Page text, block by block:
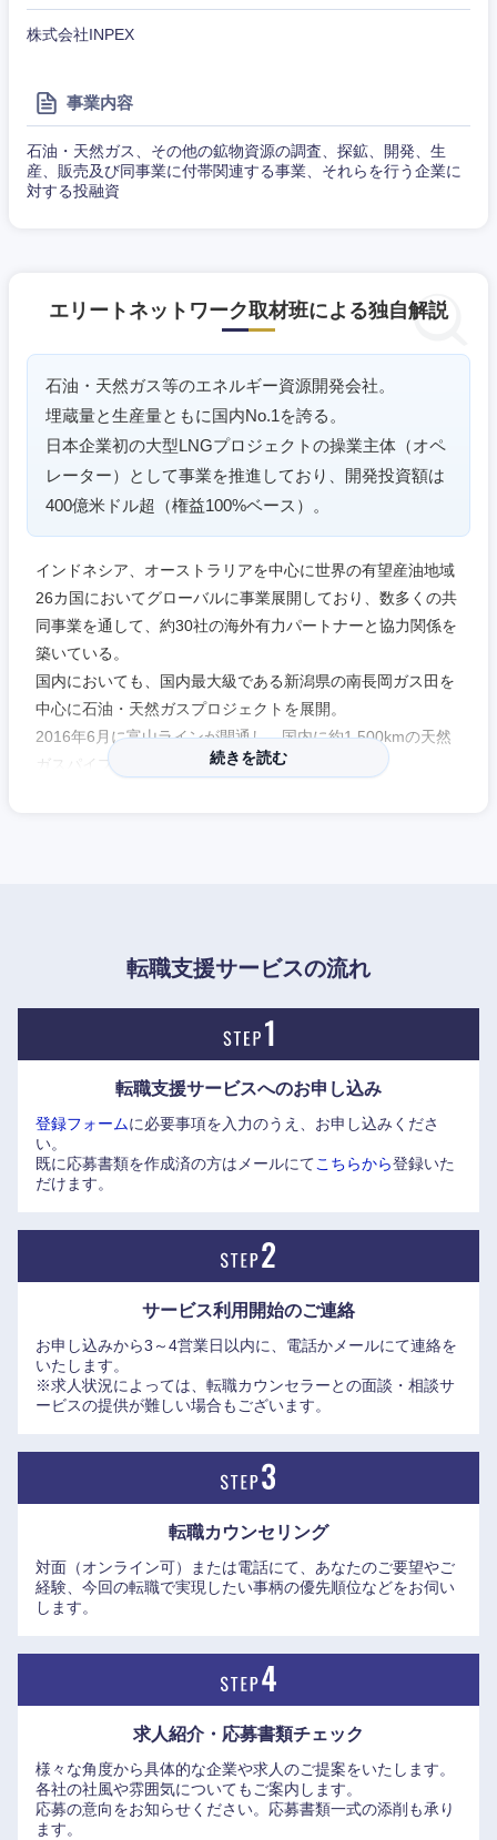
株式会社INPEX
事業内容
石油・天然ガス、その他の鉱物資源の調査、探鉱、開発、生
産、販売及び同事業に付帯関連する事業、それらを行う企業に
対する投融資
エリートネットワーク取材班による独自解説
石油・天然ガス等のエネルギー資源開発会社。
埋蔵量と生産量ともに国内No.1を誇る。
日本企業初の大型LNGプロジェクトの操業主体（オペ
レーター）として事業を推進しており、開発投資額は
400億米ドル超（権益100%ベース）。
インドネシア、オーストラリアを中心に世界の有望産油地域
26カ国においてグローバルに事業展開しており、数多くの共
同事業を通して、約30社の海外有力パートナーと協力関係を
築いている。
国内においても、国内最大級である新潟県の南長岡ガス田を
中心に石油・天然ガスプロジェクトを展開。
2016年6月に富山ラインが開通し、国内に約1,500kmの天然
ガスパイプラインネットワークを保有。
エリートネットワークからご推薦した方は、皆さん社風にマ
成についても、カウンセラーにご相談下さい。傾向と対策に
ついて詳しく説明致します。
エリートネットワークのHP記事もぜひ併せてご覧ください。
採用・人材開発グループマネージャーへのインタビューで
す。同社の社風がよく判ると思います。
https://www.elite-network.co.jp/interview_kigyo/56.html
続きを読む
転職支援サービスの流れ
転職支援サービスへのお申し込み
登録フォームに必要事項を入力のうえ、お申し込みくださ
い。
既に応募書類を作成済の方はメールにてこちらから登録いた
だけます。
サービス利用開始のご連絡
お申し込みから3～4営業日以内に、電話かメールにて連絡を
いたします。
※求人状況によっては、転職カウンセラーとの面談・相談サ
ービスの提供が難しい場合もございます。
転職カウンセリング
対面（オンライン可）または電話にて、あなたのご要望やご
経験、今回の転職で実現したい事柄の優先順位などをお伺い
します。
求人紹介・応募書類チェック
様々な角度から具体的な企業や求人のご提案をいたします。
各社の社風や雰囲気についてもご案内します。
応募の意向をお知らせください。応募書類一式の添削も承り
ます。
近畿地方
滋賀県 京都府
大阪府 兵庫県
奈良県 和歌山県
中国・四国地方
鳥取県 島根県
徳島県
香川県 愛媛県